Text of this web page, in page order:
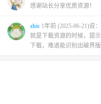
感谢站长分享优质资源！
zhic 1年前 (2025-06-21)说：
就是下载资源的时候，提
下载，难道能识别出破界版